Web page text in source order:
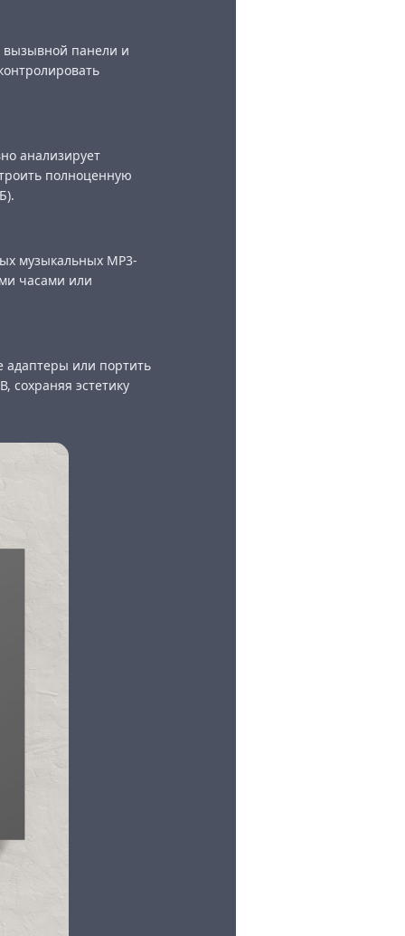
вызывной панели и
анализирует
полноценную
музыкальных MP3-
часами или
адаптеры или портить
сохраняя эстетику